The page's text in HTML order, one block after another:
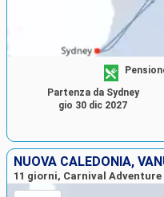
Partenza da Sydney
gio 30 dic 2027
NUOVA CALEDONIA,
11 giorni, Carnival Adventure